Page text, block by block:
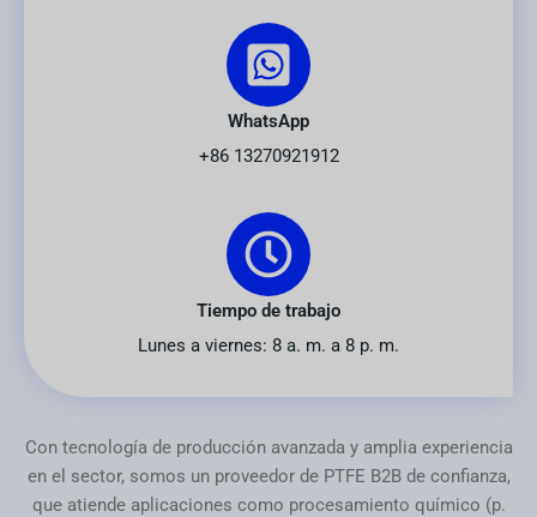
WhatsApp
+86 13270921912
Tiempo de trabajo
Lunes a viernes: 8 a. m. a 8 p. m.
Con tecnología de producción avanzada y amplia experiencia
en el sector, somos un proveedor de PTFE B2B de confianza,
que atiende aplicaciones como procesamiento químico (p.